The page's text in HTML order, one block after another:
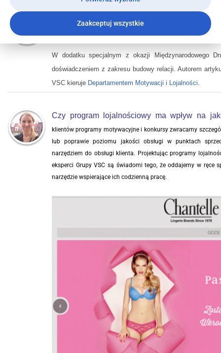
/03.2015/ O naszych
Gazeta Wyborcza.
W dodatku specjalnym z okazji Międzynarodowego
doświadczeniem z zakresu budowy relacji. Autorem
VSC kieruje Departamentem Motywacji i Lojalności.
Czy program lojalnościowy ma wpływ na
klientów programy motywacyjne i konkursy zwracamy
lub poprawie poziomu jakości obsługi w punktach
narzędziem do obsługi klienta. Projektując programy
eksperci Grupy VSC są świadomi tego, że oddajemy w ręce
narzędzie wspierające ich codzienną pracę.
Zaakceptuj wszystkie